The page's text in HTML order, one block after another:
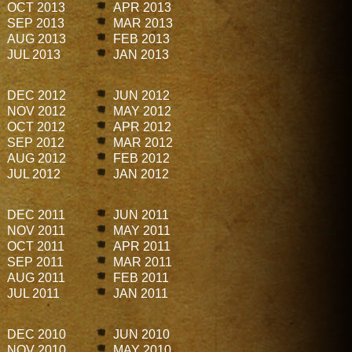
OCT 2013
SEP 2013
AUG 2013
JUL 2013
APR 2013
MAR 2013
FEB 2013
JAN 2013
DEC 2012
NOV 2012
OCT 2012
SEP 2012
AUG 2012
JUL 2012
JUN 2012
MAY 2012
APR 2012
MAR 2012
FEB 2012
JAN 2012
DEC 2011
NOV 2011
OCT 2011
SEP 2011
AUG 2011
JUL 2011
JUN 2011
MAY 2011
APR 2011
MAR 2011
FEB 2011
JAN 2011
DEC 2010
JUN 2010